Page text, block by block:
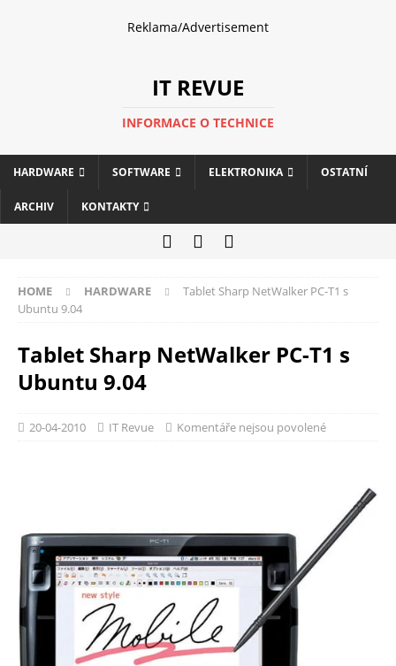
Reklama/Advertisement
IT REVUE
INFORMACE O TECHNICE
HARDWARE SOFTWARE ELEKTRONIKA OSTATNÍ
ARCHIV KONTAKTY
HOME HARDWARE
Tablet Sharp NetWalker PC-T1 s
Ubuntu 9.04
Tablet Sharp NetWalker PC-T1 s
Ubuntu 9.04
20-04-2010 IT Revue Komentáře nejsou povolené